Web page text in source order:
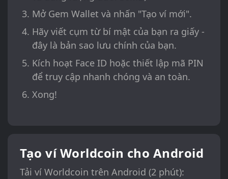
Mở Gem Wallet và nhấn "Tạo ví mới".
Hãy viết cụm từ bí mật của bạn ra giấy -
đây là bản sao lưu chính của bạn.
Kích hoạt Face ID hoặc thiết lập mã PIN
để truy cập nhanh chóng và an toàn.
Xong!
Tạo ví Worldcoin cho Android
Tải ví Worldcoin trên Android (2 phút):